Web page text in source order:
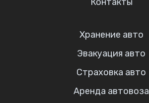
Хранение авто
Эвакуация авто
Страховка авто
Аренда автовоза